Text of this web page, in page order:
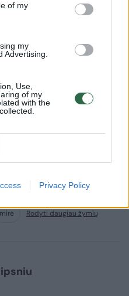
of my
my
Advertising.
Use,
of my
with the
Privacy Policy
nuo 15 val. iki 20
rūmų ir
Karių kapų g.
mirė Rodyti daugiau žymių